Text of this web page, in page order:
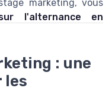
marketing, vous
l'alternance en
: une
les